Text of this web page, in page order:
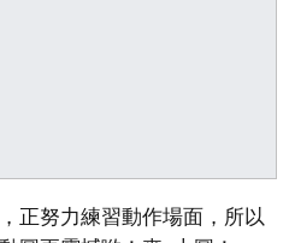
正努力練習動作場面，所以